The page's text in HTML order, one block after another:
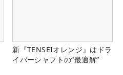
新『TENSEIオレンジ』はドラ
イバーシャフトの“最適解”